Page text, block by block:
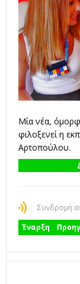
Μία νέα,
φιλοξενεί η
Αρτοπούλου.
Συνδρομή
Έναρξη